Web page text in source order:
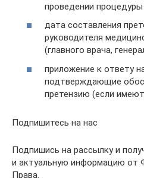
проведении
дата составления
руководителя
(главного врача,
приложение к ответу
подтверждающие
претензию (если
Подпишитесь на нас
Подпишись на рассылку и
и актуальную информацию от
Права.